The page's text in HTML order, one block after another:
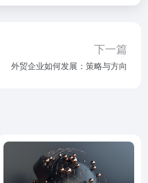
下一篇
外贸企业如何发展：策略与方向